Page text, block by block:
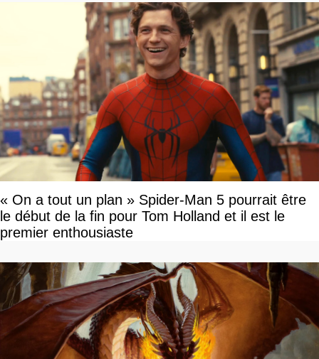
« On a tout un plan » Spider-Man 5 pourrait être
le début de la fin pour Tom Holland et il est le
premier enthousiaste